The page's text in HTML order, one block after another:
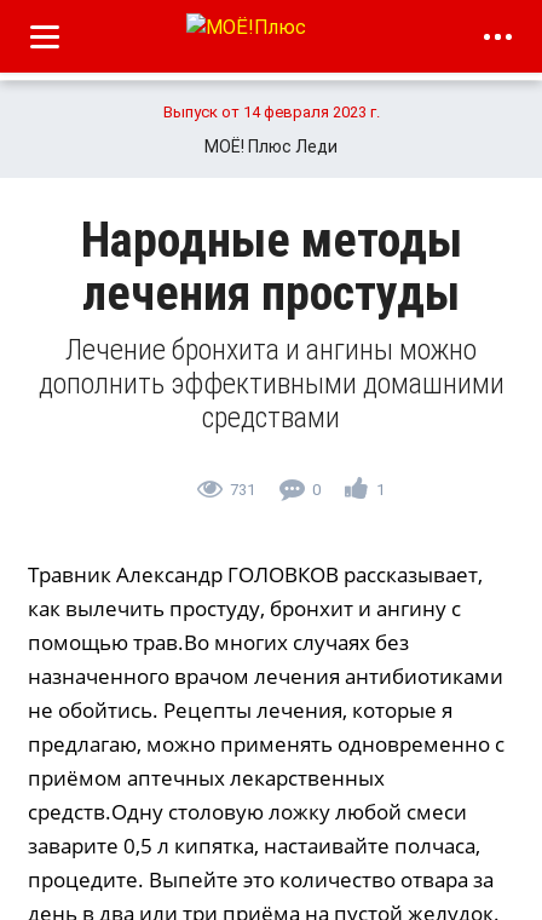
Выпуск от 14 февраля 2023 г.
МОЁ! Плюс Леди
Народные методы
лечения простуды
Лечение бронхита и ангины можно
дополнить эффективными домашними
средствами
731 0 1
Травник Александр ГОЛОВКОВ рассказывает,
как вылечить простуду, бронхит и ангину с
помощью трав.Во многих случаях без
назначенного врачом лечения антибиотиками
не обойтись. Рецепты лечения, которые я
предлагаю, можно применять одновременно с
приёмом аптечных лекарственных
средств.Одну столовую ложку любой смеси
заварите 0,5 л кипятка, настаивайте полчаса,
процедите. Выпейте это количество отвара за
день в два или три приёма на пустой желудок.